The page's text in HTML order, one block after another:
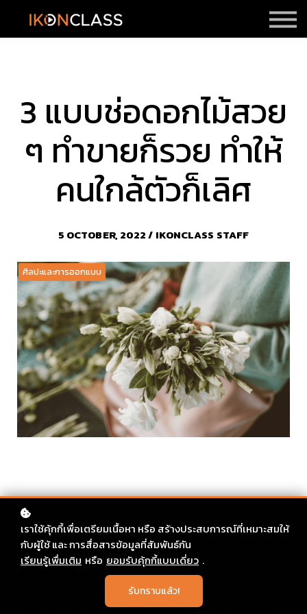
Sign in
3 แบบช่อดอกไม้สวย
ๆ ทำขายก็รวย ทำให้
คนใกล้ตัวก็เลิศ
5 OCTOBER, 2022 / IKONCLASS STAFF
ศิลปะและการออกแบบ
จัดดอกไม้สดขายให้ตรงกับความต้องการทางการตลาด ก็
ช่วยสร้างรายได้เสริมให้กับหลาย ๆ คนได้อย่างไม่น่าเชื่อ
อย่าง 3 แบบช่อดอกไม้สวย ๆ ทำขายก็รวย ทำให้คนใกล้ตัวก็
IkonClassคัดสรรมาให้ ไม่ว่าจะเป็นช่อดอกไม้
เราใช้คุ้กกี้เพื่อเตรียมเนื้อหา หรือ สร้างประสบการณ์ที่เหมาะสมให้
กับผู้ใช้ และ การสื่อสารข้อมูลที่สัมพันธ์กัน
เรียนรู้เพื่มเติม หรือ ยอมรับคุ้กกี้แบบเดี่ยว .
รับทราบแล้ว!